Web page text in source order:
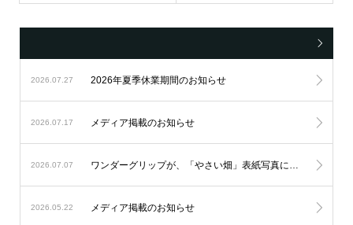
2026.07.27 2026年夏季休業期間のお知らせ
2026.07.17 メディア掲載のお知らせ
2026.07.07 ワンダーグリップが、「やさい畑」表紙写真にご使用いただきました。
2026.05.22 メディア掲載のお知らせ